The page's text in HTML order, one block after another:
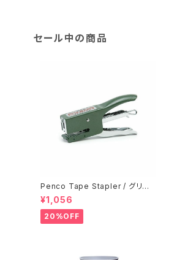
セール中の商品
Penco Tape Stapler / グリー
ン
¥1,056
20%OFF